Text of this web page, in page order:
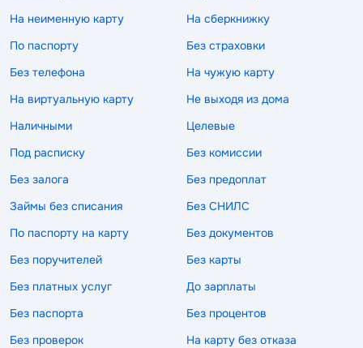
На неименную карту
На сберкнижку
По паспорту
Без страховки
Без телефона
На чужую карту
На виртуальную карту
Не выходя из дома
Наличными
Целевые
Под расписку
Без комиссии
Без залога
Без предоплат
Займы без списания
Без СНИЛС
По паспорту на карту
Без документов
Без поручителей
Без карты
Без платных услуг
До зарплаты
Без паспорта
Без процентов
Без проверок
На карту без отказа